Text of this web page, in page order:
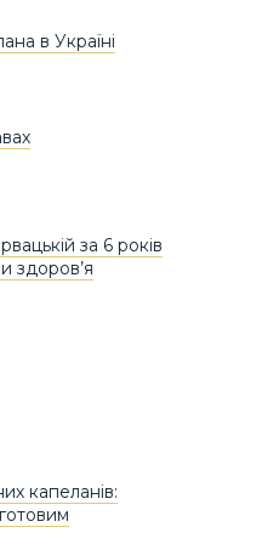
в Україні
за 6 років
здоров’я
капеланів: